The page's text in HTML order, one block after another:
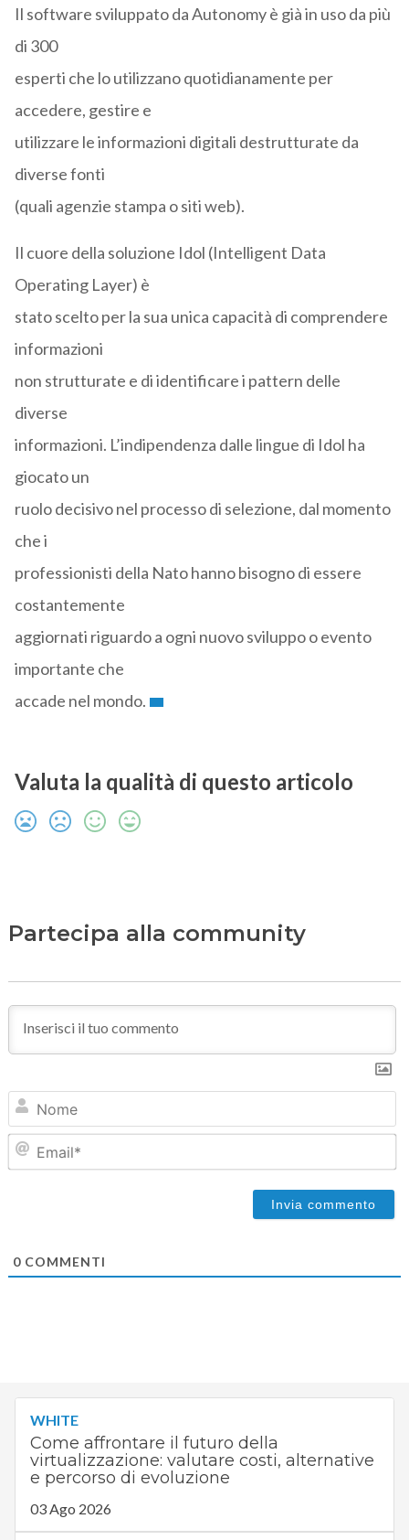
Il software sviluppato da Autonomy è già in uso da più
di 300
esperti che lo utilizzano quotidianamente per
accedere, gestire e
utilizzare le informazioni digitali destrutturate da
diverse fonti
(quali agenzie stampa o siti web).
Il cuore della soluzione Idol (Intelligent Data
Operating Layer) è
stato scelto per la sua unica capacità di comprendere
informazioni
non strutturate e di identificare i pattern delle
diverse
informazioni. L’indipendenza dalle lingue di Idol ha
giocato un
ruolo decisivo nel processo di selezione, dal momento
che i
professionisti della Nato hanno bisogno di essere
costantemente
aggiornati riguardo a ogni nuovo sviluppo o evento
importante che
accade nel mondo.
Valuta la qualità di questo articolo
Partecipa alla community
0COMMENTI
WHITE
Come affrontare il futuro della
virtualizzazione: valutare costi, alternative
e percorso di evoluzione
03 Ago 2026